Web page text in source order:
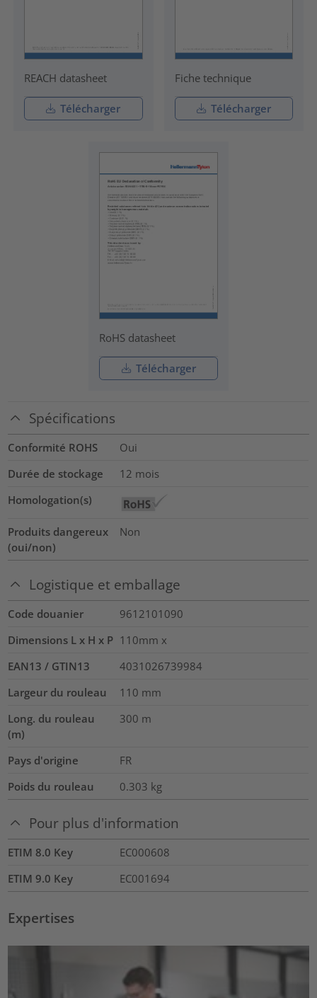
REACH datasheet
Télécharger
Fiche technique
Télécharger
RoHS datasheet
Télécharger
Spécifications
Conformité ROHS
Oui
Durée de stockage
12 mois
Homologation(s)
Produits dangereux
(oui/non)
Non
Logistique et emballage
Code douanier
9612101090
Dimensions L x H x P 110mm x
EAN13 / GTIN13
4031026739984
Largeur du rouleau
110 mm
Long. du rouleau
(m)
300 m
Pays d'origine
FR
Poids du rouleau
0.303 kg
Pour plus d'information
ETIM 8.0 Key
EC000608
ETIM 9.0 Key
EC001694
Expertises